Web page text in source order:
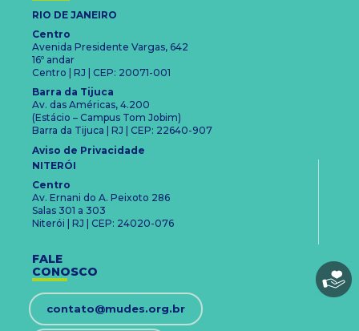
RIO DE JANEIRO
Centro
Avenida Presidente Vargas, 642
16º andar
Centro | RJ | CEP: 20071-001
Barra da Tijuca
Av. das Américas, 4.200
(Estácio – Campus Tom Jobim)
Barra da Tijuca | RJ | CEP: 22640-907
Aviso de Privacidade
NITERÓI
Centro
Av. Ernani do A. Peixoto 286
Salas 301 a 303
Niterói | RJ | CEP: 24020-076
FALE
CONOSCO
contato@mudes.org.br